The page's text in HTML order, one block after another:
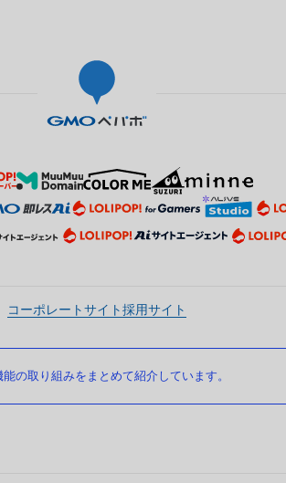
コーポレートサイト採用サイト
の取り組みをまとめて紹介しています。